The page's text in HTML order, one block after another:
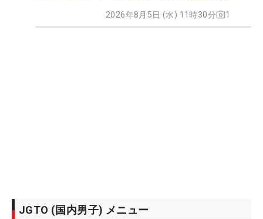
2026年8月5日 (水) 11時30分 1
JGTO (国内男子) メニュー